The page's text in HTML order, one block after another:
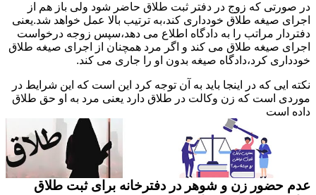
در صورتی که زوج در دفتر ثبت طلاق حاضر شود ولی باز هم از
اجرای صیغه طلاق خودداری کند،به ترتیب بالا عمل خواهد شد.یعنی
دفتردار مراتب را به دادگاه اطلاع می دهد،سپس زوجه درخواست
اجرای صیغه طلاق می کند و اگر مرد همچنان از اجرای صیغه طلاق
خودداری کرد،دادگاه صیغه بدون او را جاری می کند.
نکته ایی که در اینجا باید به آن توجه کرد این است که این شرایط در
موردی است که زن وکالت در طلاق دارد یعنی مرد به او حق طلاق
داده است
عدم حضور زن و شوهر در دفترخانه برای ثبت طلاق